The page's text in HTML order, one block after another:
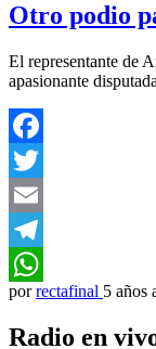
Otro podio
El representante de
apasionante
Facebook
Twitter
Email
Telegram
WhatsApp
por rectafinal 5 años
Radio en